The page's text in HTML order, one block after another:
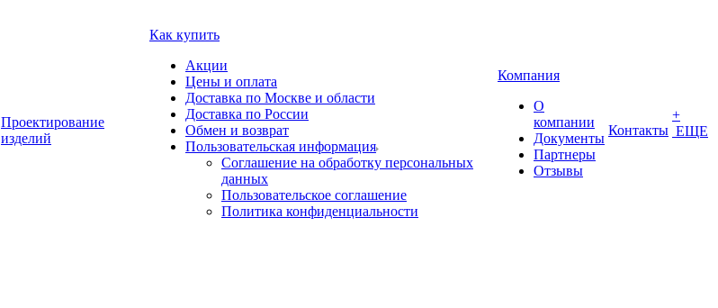
Проектирование
изделий
Как купить
Акции
Цены и оплата
Доставка по Москве и области
Доставка по России
Обмен и возврат
Пользовательская информация
Соглашение на обработку персональных
данных
Пользовательское соглашение
Политика конфиденциальности
Компания
О
компании
Документы
Партнеры
Отзывы
Контакты
+
ЕЩЕ